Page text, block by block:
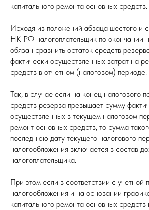
капитального ремонта основных средств.
Исходя из положений абзаца шестого и
НК РФ налогоплательщик по окончании
обязан сравнить остаток средств
фактически осуществленных затрат на
средств в отчетном (налоговом) периоде.
Так, в случае если на конец налогового
средств резерва превышает сумму
осуществленных в текущем налоговом
ремонт основных средств, то сумма
последнюю дату текущего налогового
налогообложения включается в состав
налогоплательщика.
При этом если в соответствии с учетной
налогообложения и на основании
капитального ремонта основных средств